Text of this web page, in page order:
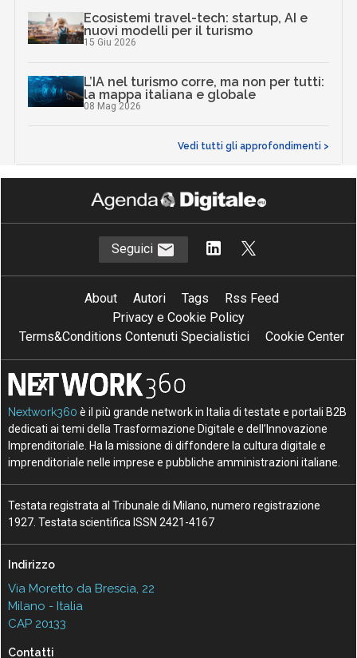
Ecosistemi travel-tech: startup, AI e
nuovi modelli per il turismo
15 Giu 2026
L’IA nel turismo corre, ma non per tutti:
la mappa italiana e globale
08 Mag 2026
Vedi tutti gli approfondimenti >
Seguici
About Autori Tags
Rss Feed
Privacy e Cookie Policy
Terms&Conditions Contenuti Specialistici
Cookie Center
Nextwork360 è il più grande network in Italia di testate e portali B2B
dedicati ai temi della Trasformazione Digitale e dell’Innovazione
Imprenditoriale. Ha la missione di diffondere la cultura digitale e
imprenditoriale nelle imprese e pubbliche amministrazioni italiane.
Testata registrata al Tribunale di Milano, numero registrazione
1927. Testata scientifica ISSN 2421-4167
Indirizzo
Via Moretto da Brescia, 22
Milano - Italia
CAP 20133
Contatti